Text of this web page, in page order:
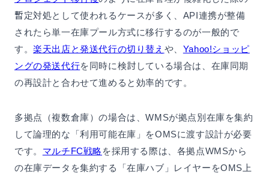
暫定対処として使われるケースが多く、API連携が整備
されたら単一在庫プール方式に移行するのが一般的で
す。楽天出店と発送代行の切り替え や、 Yahoo!ショッピ
ングの発送代行を同時に検討している場合は、在庫同期
の再設計と合わせて進めると効率的です。
多拠点（複数倉庫）の場合は、WMSが拠点別在庫を集約
して論理的な「利用可能在庫」をOMSに渡す設計が必要
です。 マルチFC戦略を採用する際は、各拠点WMSから
の在庫データを集約する「在庫ハブ」レイヤーをOMS上